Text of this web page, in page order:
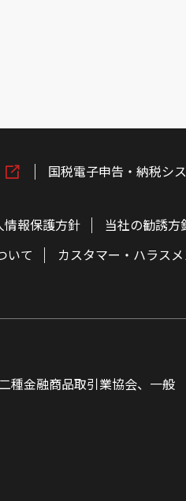
国税電子申告・納税シ
情報保護方針
当社の勧誘方
いて
カスタマー・ハラス
種金融商品取引業協会、一般